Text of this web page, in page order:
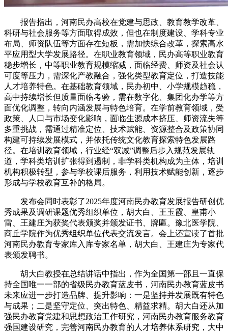
报告指出，河南民办高校在党建与思政、教育教学改革、
科研与社会服务等方面取得成效，但也在制度建设、学科专业
布局、师资队伍等方面存在短板，需加快综合改革，探索高水
平应用型大学发展路径。在职业教育领域，民办高等职业教育
稳步增长，中等职业教育规模缩减，面临经费、师资及社会认
可度等压力，需深化产教融合，强化类型教育定位，打造技能
人才培养特色。在基础教育领域，民办初中、小学规模趋稳，
高中持续增长但质量面临考验，需在数字化、集团化办学等方
面优化调整，转向内涵发展与特色培育。在学前教育领域，受
政策、人口与市场变化影响，面临生源成本挤压、师资流失等
多重挑战，需通过精准定位、技术赋能、资源整合及政策协同
构建可持续发展模式，并依托传统文化教育探索特色发展路
径。在培训教育领域，行业经“双减”调整后步入规范发展轨
道，学科类培训扩张得到遏制，非学科类机构成为主体，培训
机构积极转型，参与学校课后服务，利用技术赋能创新，逐步
形成与学校教育互补的格局。
发布会同时表彰了2025年度河南民办教育发展报告研创优
秀成果及调研课题优秀组织单位，胡大白、王玉霞、皇甫小
雷、王建庄为获奖代表颁奖并颁发证书、牌匾。豫北医学院、
商丘学院作为优秀组织单位代表交流发言。会上还宣读了首批
河南民办教育专家库入库专家名单，胡大白、王建庄为专家代
表颁发聘书。
胡大白教授在总结讲话中指出，作为全国第一部且一直保
持全国唯一一部的省级民办教育蓝皮书，河南民办教育蓝皮书
未来应进一步打造品牌、提升影响：一是坚持并发展既有特色
与成果；二是坚守定位、突出特色、精益求精。胡大白还从加
强民办教育党建和思想政治工作研究，河南民办教育服务教育
强国建设研究，完善河南民办教育的人才培养体系研究，大中